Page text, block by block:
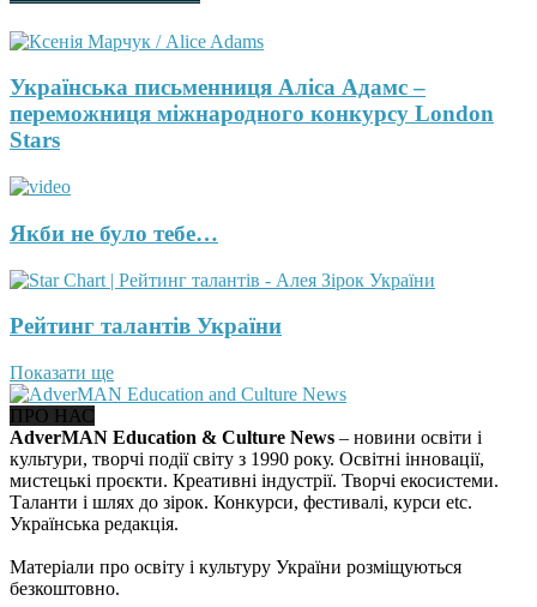
Українська письменниця Аліса Адамс –
переможниця міжнародного конкурсу London
Stars
Якби не було тебе…
Рейтинг талантів України
Показати ще
ПРО НАС
AdverMAN Education & Culture News – новини освіти і
культури, творчі події світу з 1990 року. Освітні інновації,
мистецькі проєкти. Креативні індустрії. Творчі екосистеми.
Таланти і шлях до зірок. Конкурси, фестивалі, курси etc.
Українська редакція.
Матеріали про освіту і культуру України розміщуються
безкоштовно.